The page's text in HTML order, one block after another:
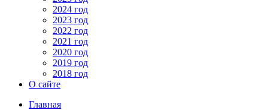
2024 год
2023 год
2022 год
2021 год
2020 год
2019 год
2018 год
О сайте
Главная